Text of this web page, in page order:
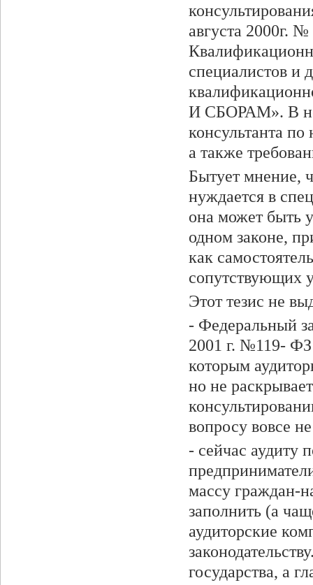
августа 2000г.
специалистов и
И СБОРАМ». В
консультанта
а также
Бытует мнение,
нуждается в
она может быть
одном законе,
как
сопутствующих
Этот тезис не
- Федеральный
2001 г. №119- ФЗ
которым
но не
вопросу вовсе
- сейчас аудиту
массу граждан-
заполнить (а
аудиторские
государства, а